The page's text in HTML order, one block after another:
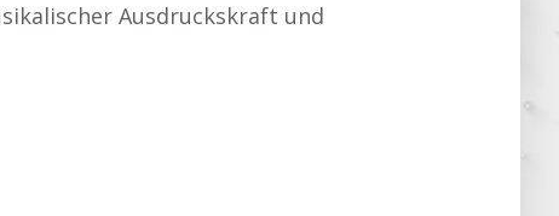
Ausdruckskraft und